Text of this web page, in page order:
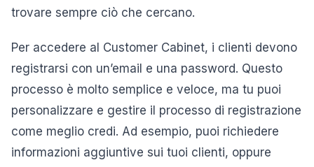
trovare sempre ciò che cercano.
Per accedere al Customer Cabinet, i clienti devono
registrarsi con un’email e una password. Questo
processo è molto semplice e veloce, ma tu puoi
personalizzare e gestire il processo di registrazione
come meglio credi. Ad esempio, puoi richiedere
informazioni aggiuntive sui tuoi clienti, oppure